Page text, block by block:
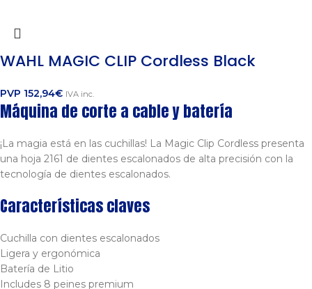
WAHL MAGIC CLIP Cordless Black
PVP 152,94€ IVA inc.
Máquina de corte a cable y batería
¡La magia está en las cuchillas! La Magic Clip Cordless presenta
una hoja 2161 de dientes escalonados de alta precisión con la
tecnología de dientes escalonados.
Características claves
Cuchilla con dientes escalonados
Ligera y ergonómica
Batería de Litio
Includes 8 peines premium